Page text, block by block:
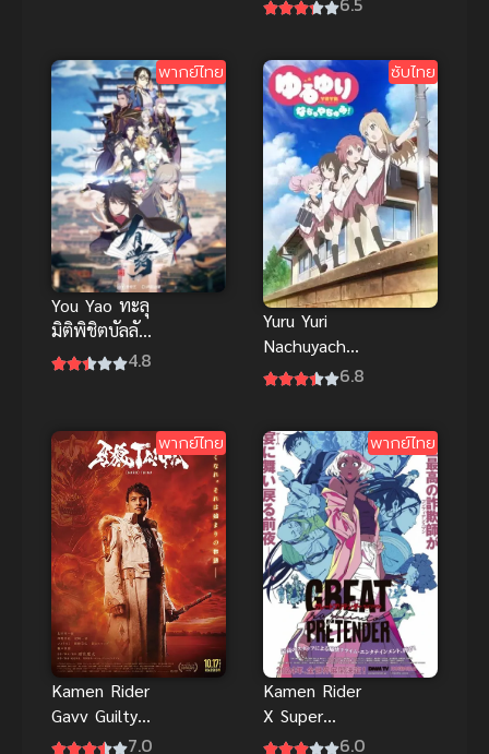
ภาค 3
พากย์ไทย
You Yao ทะลุ
มิติพิชิตบัลลังก์
ภาค 1
4.8
ซับไทย
Yuru Yuri
Nachuyachu
mi!+ คลับบ้า6.8
พากย์ไทย
Kamen Rider
Gavv Guilty
Parfait มาสค์
7.0
พากย์ไทย
Kamen Rider
X Super
Sentai X 6.0